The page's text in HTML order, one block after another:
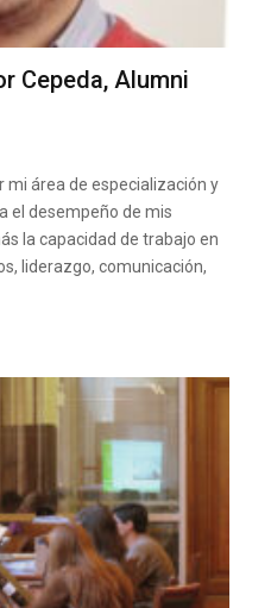
Cepeda, Alumni
mi área de especialización y
el desempeño de mis
la capacidad de trabajo en
liderazgo, comunicación,